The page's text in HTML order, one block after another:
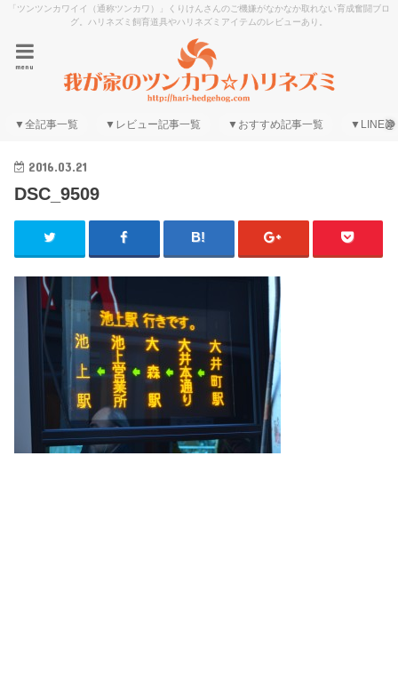
「ツンツンカワイイ（通称ツンカワ）」くりけんさんのご機嫌がなかなか取れない育成奮闘ブロ
グ。ハリネズミ飼育道具やハリネズミアイテムのレビューあり。
menu
▼全記事一覧 ▼レビュー記事一覧 ▼おすすめ記事一覧 ▼LINE@
2016.03.21
DSC_9509